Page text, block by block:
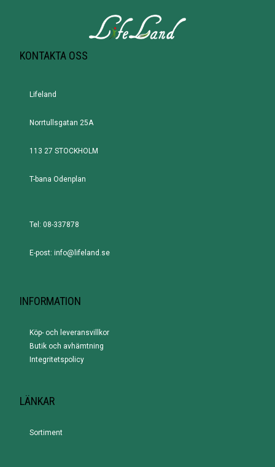
KONTAKTA OSS
Lifeland
Norrtullsgatan 25A
113 27 STOCKHOLM
T-bana Odenplan
Tel: 08-337878
E-post: info@lifeland.se
INFORMATION
Köp- och leveransvillkor
Butik och avhämtning
Integritetspolicy
LÄNKAR
Sortiment